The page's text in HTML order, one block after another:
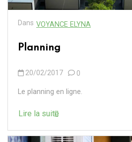
Dans VOYANCE ELYNA
Planning
20/02/2017 0
Le planning en ligne.
Lire la suite